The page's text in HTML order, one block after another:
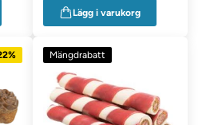
Lägg i varukorg
Mängdrabatt